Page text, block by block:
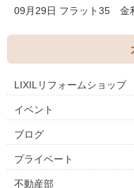
09月29日 フラット35 金
LIXILリフォームショップ
イベント
ブログ
プライベート
不動産部